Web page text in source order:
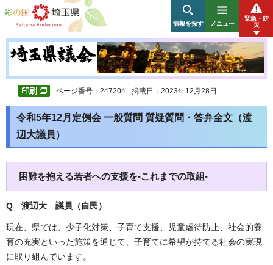
彩の国 埼玉県
情報を探す メニュー
緊急・防
災
ページ番号：247204 掲載日：2023年12月28日
令和5年12月定例会 一般質問 質疑質問・答弁全文（渡
辺大議員）
困難を抱える若者への支援を-これまでの取組-
Q 渡辺大 議員（自民）
現在、県では、少子化対策、子育て支援、児童虐待防止、社会的養
育の充実といった施策を通じて、子育てに希望が持てる社会の実現
に取り組んでいます。